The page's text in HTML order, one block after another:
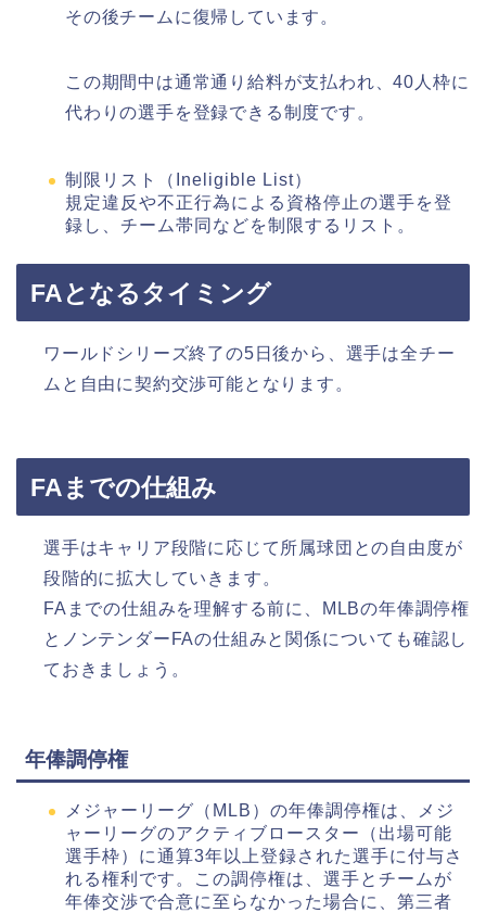
その後チームに復帰しています。
この期間中は通常通り給料が支払われ、40人枠に
代わりの選手を登録できる制度です。
制限リスト（Ineligible List）
規定違反や不正行為による資格停止の選手を登
録し、チーム帯同などを制限するリスト。
FAとなるタイミング
ワールドシリーズ終了の5日後から、選手は全チー
ムと自由に契約交渉可能となります。
FAまでの仕組み
選手はキャリア段階に応じて所属球団との自由度が
段階的に拡大していきます。
FAまでの仕組みを理解する前に、MLBの年俸調停権
とノンテンダーFAの仕組みと関係についても確認し
ておきましょう。
年俸調停権
メジャーリーグ（MLB）の年俸調停権は、メジ
ャーリーグのアクティブロースター（出場可能
選手枠）に通算3年以上登録された選手に付与さ
れる権利です。この調停権は、選手とチームが
年俸交渉で合意に至らなかった場合に、第三者